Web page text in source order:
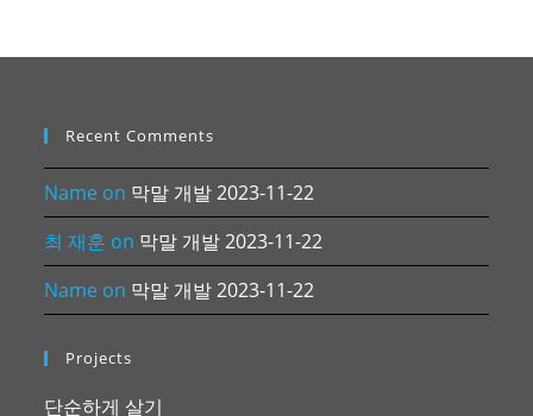
Recent Comments
Name on 막말 개발 2023-11-22
최 재훈 on 막말 개발 2023-11-22
Name on 막말 개발 2023-11-22
Projects
단순하게 살기